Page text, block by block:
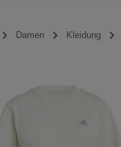
Damen Kleidung